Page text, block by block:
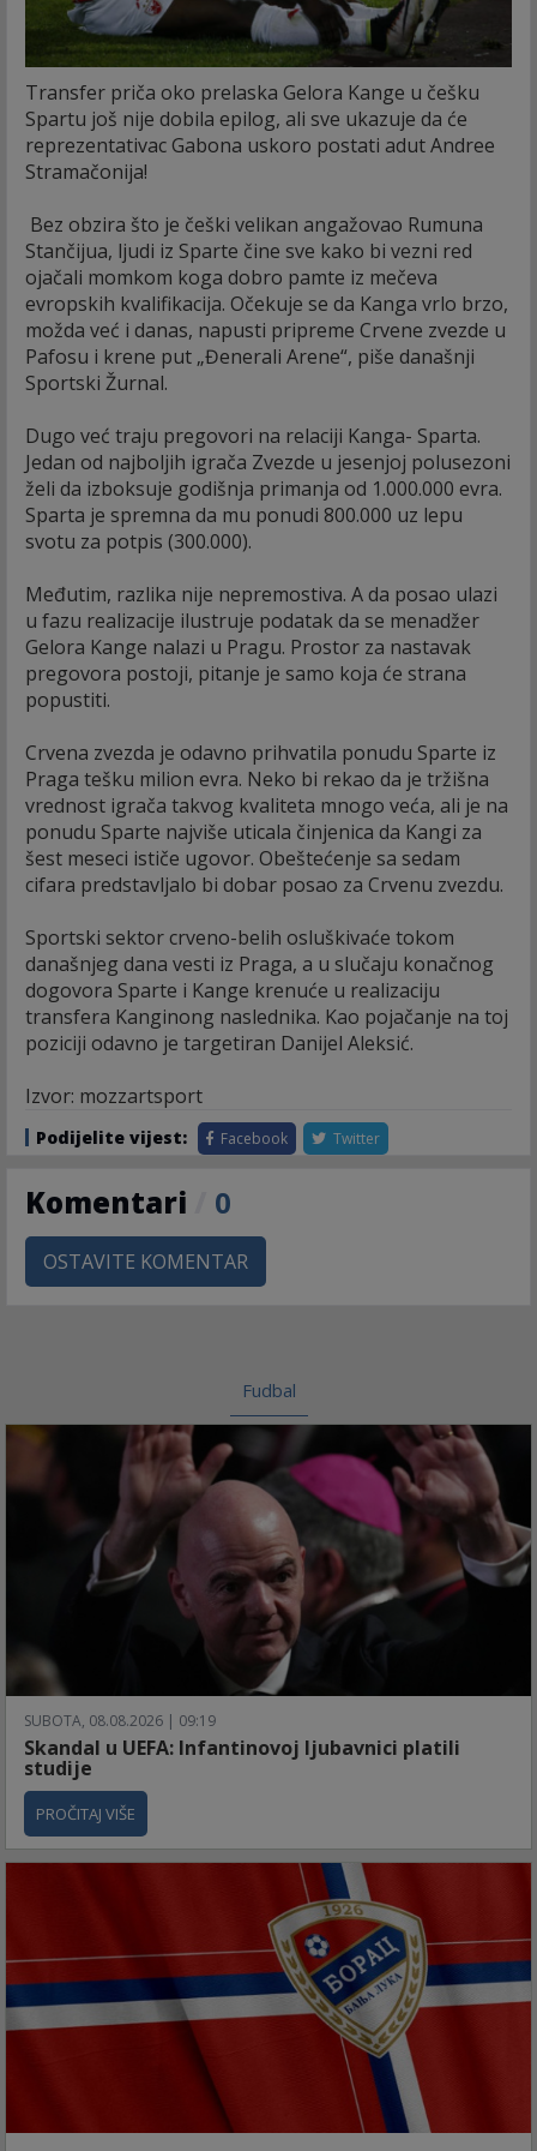
Transfer priča oko prelaska Gelora Kange u češku
Spartu još nije dobila epilog, ali sve ukazuje da će
reprezentativac Gabona uskoro postati adut Andree
Stramačonija!
Bez obzira što je češki velikan angažovao Rumuna
Stančijua, ljudi iz Sparte čine sve kako bi vezni red
ojačali momkom koga dobro pamte iz mečeva
evropskih kvalifikacija. Očekuje se da Kanga vrlo brzo,
možda već i danas, napusti pripreme Crvene zvezde u
Pafosu i krene put „Đenerali Arene“, piše današnji
Sportski Žurnal.
Dugo već traju pregovori na relaciji Kanga- Sparta.
Jedan od najboljih igrača Zvezde u jesenjoj polusezoni
želi da izboksuje godišnja primanja od 1.000.000 evra.
Sparta je spremna da mu ponudi 800.000 uz lepu
svotu za potpis (300.000).
Međutim, razlika nije nepremostiva. A da posao ulazi
u fazu realizacije ilustruje podatak da se menadžer
Gelora Kange nalazi u Pragu. Prostor za nastavak
pregovora postoji, pitanje je samo koja će strana
popustiti.
Crvena zvezda je odavno prihvatila ponudu Sparte iz
Praga tešku milion evra. Neko bi rekao da je tržišna
vrednost igrača takvog kvaliteta mnogo veća, ali je na
ponudu Sparte najviše uticala činjenica da Kangi za
šest meseci ističe ugovor. Obeštećenje sa sedam
cifara predstavljalo bi dobar posao za Crvenu zvezdu.
Sportski sektor crveno-belih osluškivaće tokom
današnjeg dana vesti iz Praga, a u slučaju konačnog
dogovora Sparte i Kange krenuće u realizaciju
transfera Kanginong naslednika. Kao pojačanje na toj
poziciji odavno je targetiran Danijel Aleksić.
Izvor: mozzartsport
Podijelite vijest: Facebook Twitter
Komentari 0
OSTAVITE KOMENTAR
Fudbal
SUBOTA, 08.08.2026 | 09:19
Skandal u UEFA: Infantinovoj ljubavnici platili
studije
PROČITAJ VIŠE